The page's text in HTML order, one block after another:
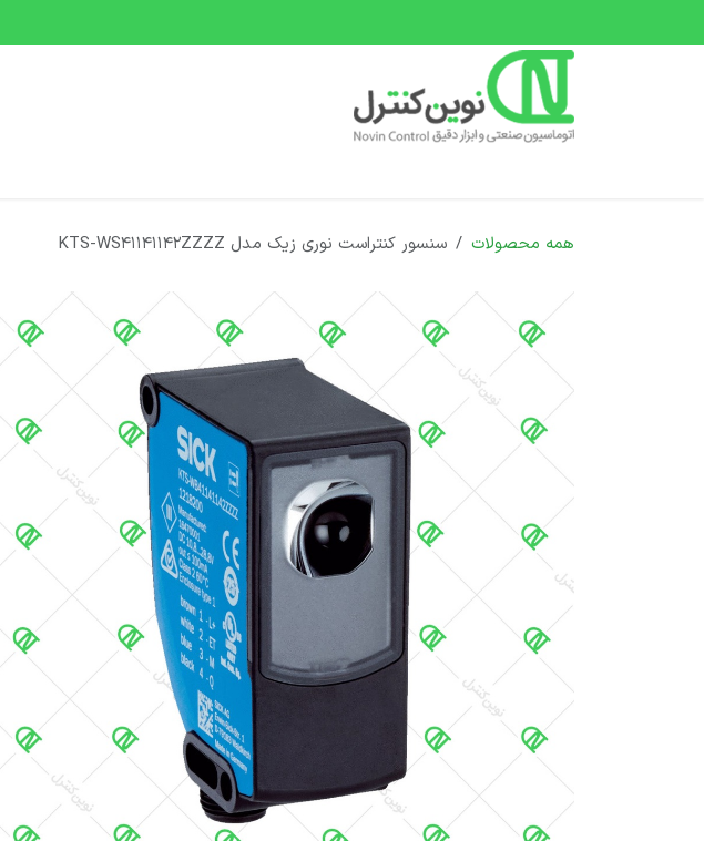
همه محصولات سنسور کنتراست نوری زیک مدل KTS-WS41141142ZZZZ